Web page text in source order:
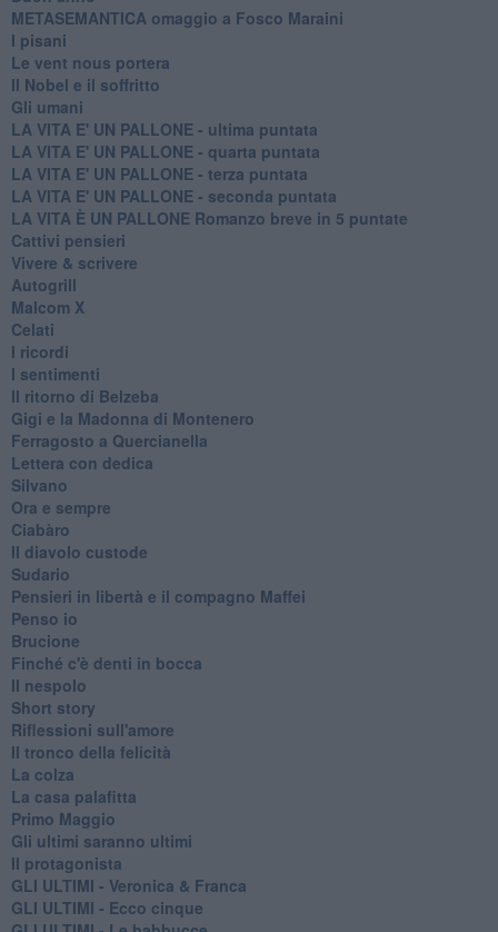
METASEMANTICA omaggio a Fosco Maraini
I pisani
Le vent nous portera
Il Nobel e il soffritto
Gli umani
LA VITA E' UN PALLONE - ultima puntata
LA VITA E' UN PALLONE - quarta puntata
LA VITA E' UN PALLONE - terza puntata
LA VITA E' UN PALLONE - seconda puntata
LA VITA È UN PALLONE Romanzo breve in 5 puntate
Cattivi pensieri
Vivere & scrivere
Autogrill
Malcom X
Celati
I ricordi
I sentimenti
Il ritorno di Belzeba
Gigi e la Madonna di Montenero
Ferragosto a Quercianella
Lettera con dedica
Silvano
Ora e sempre
Ciabàro
Il diavolo custode
Sudario
Pensieri in libertà e il compagno Maffei
Penso io
Brucione
Finché c'è denti in bocca
Il nespolo
Short story
Riflessioni sull'amore
Il tronco della felicità
La colza
La casa palafitta
Primo Maggio
Gli ultimi saranno ultimi
Il protagonista
GLI ULTIMI - Veronica & Franca
GLI ULTIMI - Ecco cinque